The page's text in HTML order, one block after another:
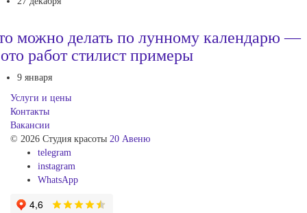
можно делать по лунному календарю —
работ стилист примеры
9 января
Услуги и цены
Контакты
Вакансии
© 2026 Студия красоты 20 Авеню
telegram
instagram
WhatsApp